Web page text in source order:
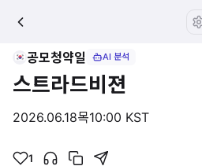
공모청약일 AI 분석
스트라드비젼
2026.06.18목10:00 KST
1